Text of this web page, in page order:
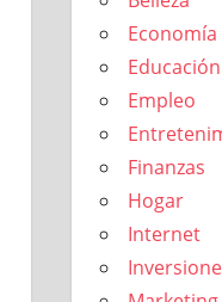
Economía
Educación
Empleo
Finanzas
Hogar
Internet